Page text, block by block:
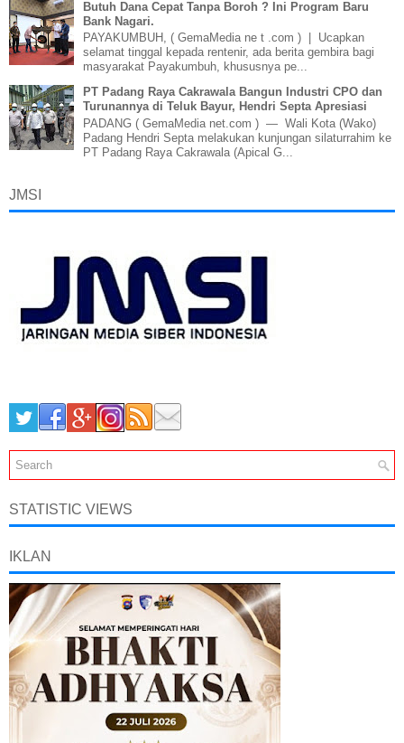
Butuh Dana Cepat Tanpa Boroh ? Ini Program Baru
Bank Nagari.
PAYAKUMBUH, ( GemaMedia ne t .com ) | Ucapkan
selamat tinggal kepada rentenir, ada berita gembira bagi
masyarakat Payakumbuh, khususnya pe...
PT Padang Raya Cakrawala Bangun Industri CPO dan
Turunannya di Teluk Bayur, Hendri Septa Apresiasi
PADANG ( GemaMedia net.com ) — Wali Kota (Wako)
Padang Hendri Septa melakukan kunjungan silaturrahim ke
PT Padang Raya Cakrawala (Apical G...
JMSI
STATISTIC VIEWS
IKLAN